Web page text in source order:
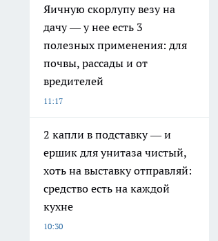
Яичную скорлупу везу на
дачу — у нее есть 3
полезных применения: для
почвы, рассады и от
вредителей
11:17
2 капли в подставку — и
ершик для унитаза чистый,
хоть на выставку отправляй:
средство есть на каждой
кухне
10:30